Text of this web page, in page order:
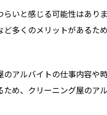
いと感じる可能性はあり
多くのメリットがあるた
アルバイトの仕事内容や
ため、クリーニング屋のア